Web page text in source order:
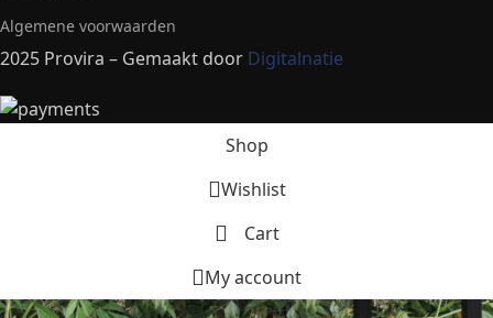
Algemene voorwaarden
2025 Provira – Gemaakt door Digitalnatie
Shop
Wishlist
Cart
My account